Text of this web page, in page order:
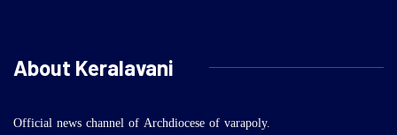
About Keralavani
Official news channel of Archdiocese of varapoly.